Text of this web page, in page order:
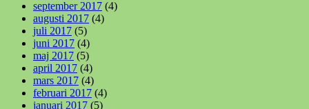
september 2017 (4)
augusti 2017 (4)
juli 2017 (5)
juni 2017 (4)
maj 2017 (5)
april 2017 (4)
mars 2017 (4)
februari 2017 (4)
januari 2017 (5)